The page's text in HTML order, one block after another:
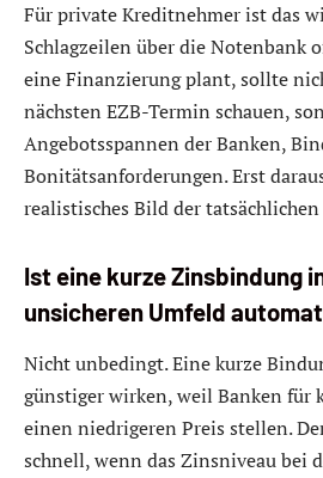
Für private Kreditnehmer ist das
Schlagzeilen über die Notenbank
eine Finanzierung plant, sollte
nächsten EZB-Termin schauen,
Angebotsspannen der Banken,
Bonitätsanforderungen. Erst
realistisches Bild der
Ist eine kurze Zinsbindung
unsicheren Umfeld
Nicht unbedingt. Eine kurze
günstiger wirken, weil Banken für
einen niedrigeren Preis stellen.
schnell, wenn das Zinsniveau bei